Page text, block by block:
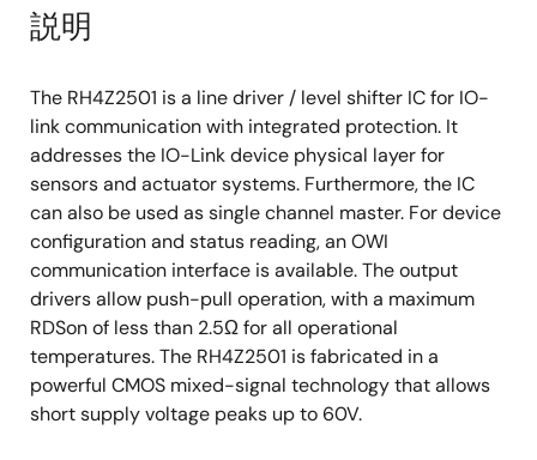
説明
The RH4Z2501 is a line driver / level shifter IC for IO-
link communication with integrated protection. It
addresses the IO-Link device physical layer for
sensors and actuator systems. Furthermore, the IC
can also be used as single channel master. For device
configuration and status reading, an OWI
communication interface is available. The output
drivers allow push-pull operation, with a maximum
RDSon of less than 2.5Ω for all operational
temperatures. The RH4Z2501 is fabricated in a
powerful CMOS mixed-signal technology that allows
short supply voltage peaks up to 60V.